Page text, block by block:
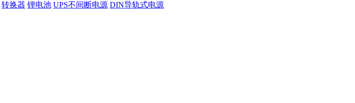
转换器 锂电池 UPS不间断电源 DIN导轨式电源